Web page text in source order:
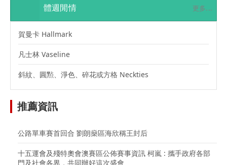
體週閒情 更多...
賀曼卡 Hallmark
凡士林 Vaseline
斜紋、圓㸃、淨色、碎花或方格 Neckties
推薦資訊
公路單車賽首回合 劉朗燊區海欣稱王封后
十五運會及殘特奧會澳賽區公佈賽事資訊 柯嵐 : 攜手政府各部
門及社會各界，共同辦好這次盛會